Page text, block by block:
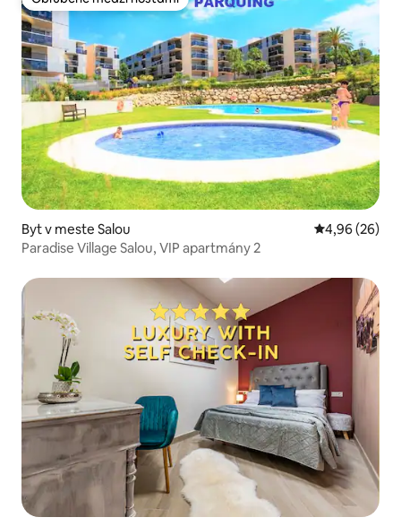
Obľúbené medzi hosťami
Byt v meste Salou Priemerné
4,96 (26)
Paradise Village Salou, VIP apartmány 2